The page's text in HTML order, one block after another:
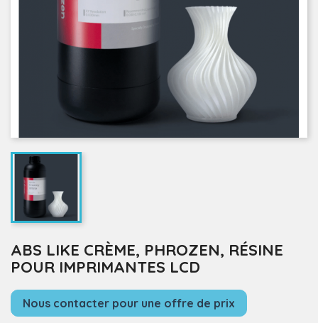
ABS LIKE CRÈME, PHROZEN, RÉSINE
POUR IMPRIMANTES LCD
Nous contacter pour une offre de prix